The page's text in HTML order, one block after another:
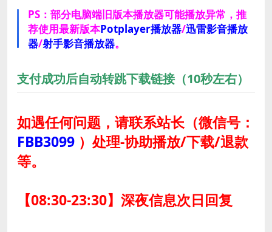
PS：部分电脑端旧版本播放器可能播放异常，推
荐使用最新版本Potplayer播放器/迅雷影音播放
器/射手影音播放器。
支付成功后自动转跳下载链接（10秒左右）
如遇任何问题，请联系站长（微信号：
FBB3099 ） 处理-协助播放/下载/退款
等。
【08:30-23:30】深夜信息次日回复